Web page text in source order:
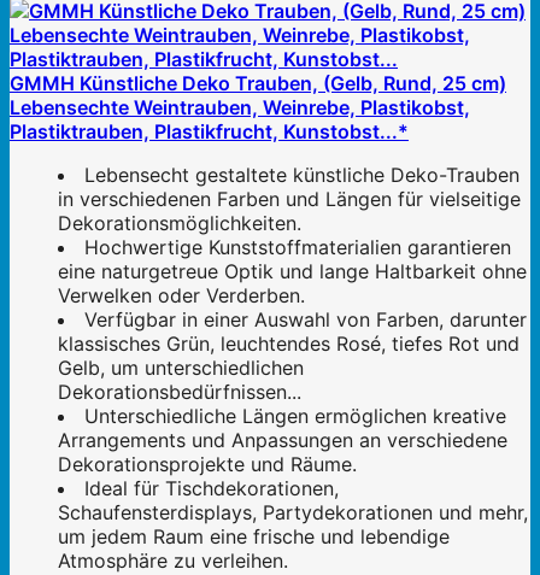
GMMH Künstliche Deko Trauben, (Gelb, Rund, 25 cm)
Lebensechte Weintrauben, Weinrebe, Plastikobst,
Plastiktrauben, Plastikfrucht, Kunstobst...*
Lebensecht gestaltete künstliche Deko-Trauben
in verschiedenen Farben und Längen für vielseitige
Dekorationsmöglichkeiten.
Hochwertige Kunststoffmaterialien garantieren
eine naturgetreue Optik und lange Haltbarkeit ohne
Verwelken oder Verderben.
Verfügbar in einer Auswahl von Farben, darunter
klassisches Grün, leuchtendes Rosé, tiefes Rot und
Gelb, um unterschiedlichen
Dekorationsbedürfnissen...
Unterschiedliche Längen ermöglichen kreative
Arrangements und Anpassungen an verschiedene
Dekorationsprojekte und Räume.
Ideal für Tischdekorationen,
Schaufensterdisplays, Partydekorationen und mehr,
um jedem Raum eine frische und lebendige
Atmosphäre zu verleihen.